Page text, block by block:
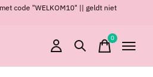
code "WELKOM10" || geldt niet
0items